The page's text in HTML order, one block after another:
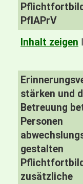
PfIAPrV
Inhalt zeigen I
stärken und
Betreuung
Personen
gestalten
zusätzliche